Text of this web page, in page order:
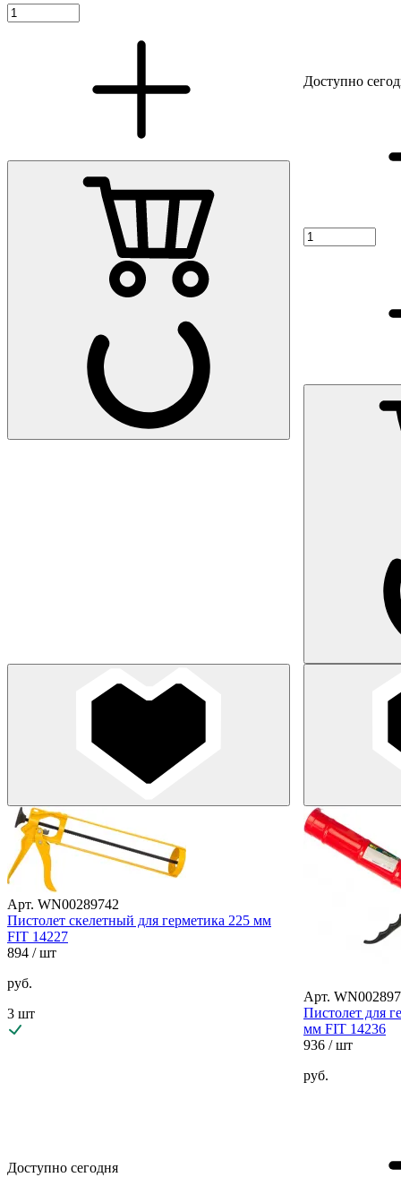
Доступно
Арт. WN00289742
Пистолет скелетный для герметика 225 мм
FIT 14227
894 / шт
руб.
3 шт
Доступно сегодня
Арт.
Пистолет для
мм FIT 14236
936 / шт
руб.